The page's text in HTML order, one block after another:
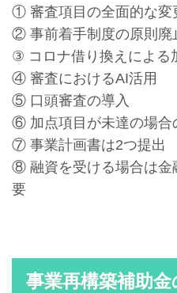
① 審査項目の全面的な変
② 事前着手制度の原則廃
③ コロナ借り換えによる
④ 審査におけるAI活用
⑤ 口頭審査の導入
⑥ 加点項目が未達の場合
⑦ 事業計画書は2つ提出
⑧ 融資を受ける場合は金
要
事業再構築補助